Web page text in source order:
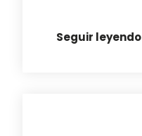
Seguir leyendo